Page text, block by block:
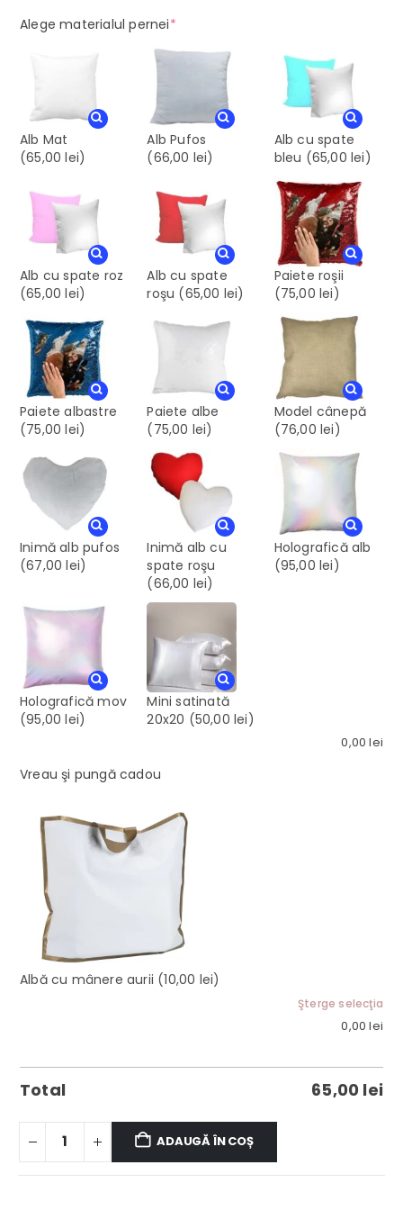
Alege materialul pernei*(required)
Alb Mat
(65,00 lei)
Alb Pufos
(66,00 lei)
Alb cu spate
bleu (65,00 lei)
Alb cu spate roz
(65,00 lei)
Alb cu spate
roşu (65,00 lei)
Paiete roşii
(75,00 lei)
Paiete albastre
(75,00 lei)
Paiete albe
(75,00 lei)
Model cânepă
(76,00 lei)
Inimă alb pufos
(67,00 lei)
Inimă alb cu
spate roşu
(66,00 lei)
Holografică alb
(95,00 lei)
Holografică mov
(95,00 lei)
Mini satinată
20x20 (50,00 lei)
0,00lei
Vreau şi pungă cadou
Albă cu mânere aurii (10,00 lei)
Şterge selecţia
0,00lei
Total 65,00 lei
ADAUGĂ ÎN COȘ